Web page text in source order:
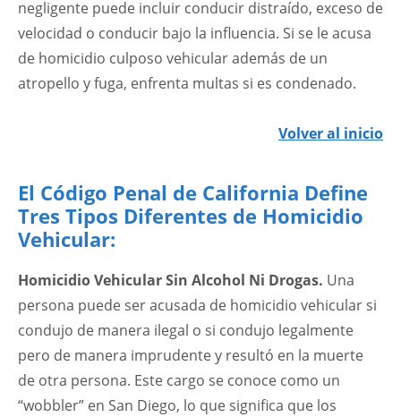
negligente puede incluir conducir distraído, exceso de
velocidad o conducir bajo la influencia. Si se le acusa
de homicidio culposo vehicular además de un
atropello y fuga, enfrenta multas si es condenado.
Volver al inicio
El Código Penal de California Define
Tres Tipos Diferentes de Homicidio
Vehicular:
Homicidio Vehicular Sin Alcohol Ni Drogas. Una
persona puede ser acusada de homicidio vehicular si
condujo de manera ilegal o si condujo legalmente
pero de manera imprudente y resultó en la muerte
de otra persona. Este cargo se conoce como un
“wobbler” en San Diego, lo que significa que los